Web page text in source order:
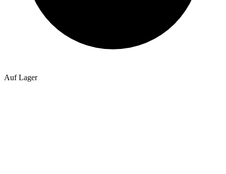
Auf Lager